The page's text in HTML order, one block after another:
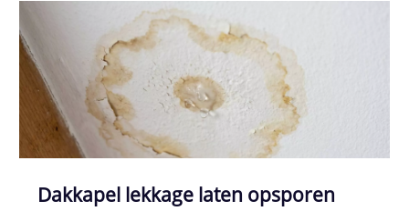
Dakkapel lekkage laten opsporen